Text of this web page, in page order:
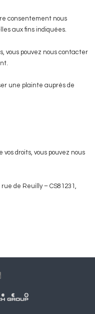
consentement nous
aux fins indiquées.
vous pouvez nous contacter
une plainte auprès de
droits, vous pouvez nous
de Reuilly – CS81231,